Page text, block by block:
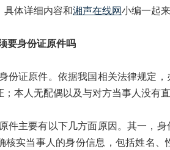
具体详细内容和湘声在线网小编一起来
要身份证原件吗
证原件。依据我国相关法律规定，
本人无配偶以及与对方当事人没有
主要有以下几方面原因。其一，身
核实当事人的身份信息，包括姓名